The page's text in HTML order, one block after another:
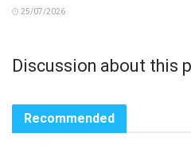
25/07/2026
Discussion about this
Recommended